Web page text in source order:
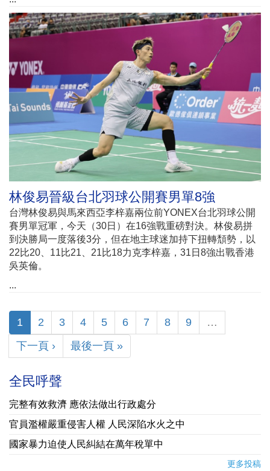
林俊易晉級台北羽球公開賽男單8強
台灣林俊易與馬來西亞李梓嘉兩位前YONEX台北羽球公開
賽男單冠軍，今天（30日）在16強戰重磅對決。林俊易拼
到決勝局一度落後3分，但在地主球迷加持下扭轉頹勢，以
22比20、11比21、21比18力克李梓嘉，31日8強出戰香港
吳英倫。
...
1 2 3 4 5 6 7 8 9
…
下一頁 ›
最後一頁 »
全民呼聲
完整有效救濟 應依法做出行政處分
官員濫權嚴重侵害人權 人民深陷水火之中
國家暴力迫使人民糾結在萬年稅單中
更多投稿